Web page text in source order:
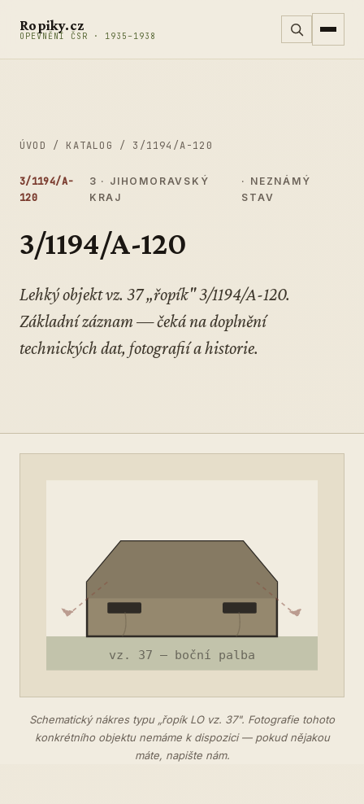
Ropiky.cz
OPEVNĚNÍ ČSR · 1935–1938
ÚVOD / KATALOG / 3/1194/A-120
3/1194/A-
120
3 · JIHOMORAVSKÝ
KRAJ
· NEZNÁMÝ
STAV
3/1194/A-120
Lehký objekt vz. 37 „řopík" 3/1194/A-120.
Základní záznam — čeká na doplnění
technických dat, fotografií a historie.
Schematický nákres typu „řopík LO vz. 37". Fotografie tohoto
konkrétního objektu nemáme k dispozici — pokud nějakou
máte, napište nám.